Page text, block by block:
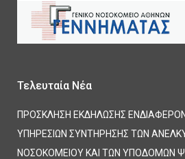
Τελευταία Νέα
ΠΡΟΣΚΛΗΣΗ ΕΚΔΗΛΩΣΗΣ
ΥΠΗΡΕΣΙΩΝ ΣΥΝΤΗΡΗΣΗΣ ΤΩΝ
ΝΟΣΟΚΟΜΕΙΟΥ ΚΑΙ ΤΩΝ ΥΠΟΔΟΜΩΝ